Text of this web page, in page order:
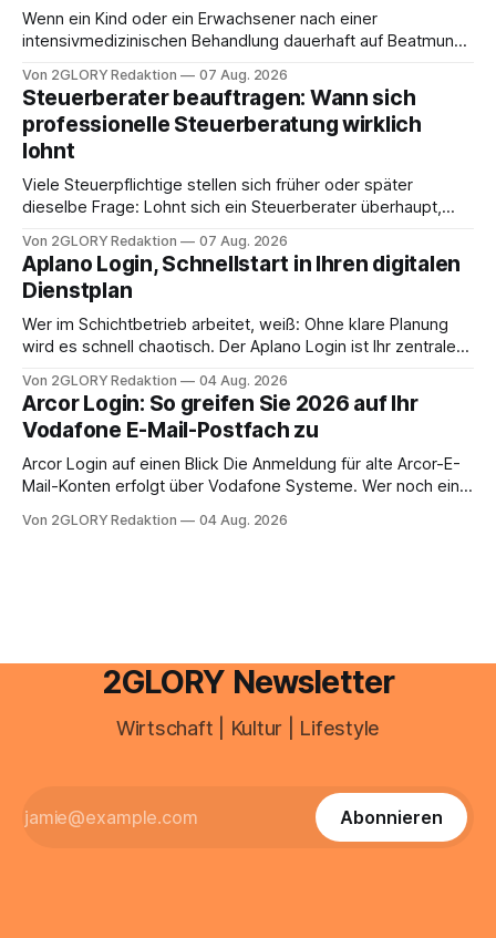
Wenn ein Kind oder ein Erwachsener nach einer
intensivmedizinischen Behandlung dauerhaft auf Beatmung
angewiesen ist, stellt sich für Familien eine schwierige
Frage: Muss die Versorgung dauerhaft in der Klinik bleiben –
oder ist ein Leben zu Hause möglich? Die außerklinische
Intensivpflege bietet genau diese Alternative: Sie
Von 2GLORY Redaktion 07 Aug. 2026
Steuerberater beauftragen: Wann sich
professionelle Steuerberatung wirklich
lohnt
Viele Steuerpflichtige stellen sich früher oder später
dieselbe Frage: Lohnt sich ein Steuerberater überhaupt,
erledigen? Die kurze Antwort: Bei einfachen
Einkommensverhältnissen reicht häufig eine Steuersoftware
aus – sobald jedoch mehrere Einkunftsarten
zusammentreffen oder größere finanzielle Veränderungen
anstehen, zahlt sich professionelle Unterstützung meist
Von 2GLORY Redaktion 07 Aug. 2026
Aplano Login, Schnellstart in Ihren digitalen
Dienstplan
Wer im Schichtbetrieb arbeitet, weiß: Ohne klare Planung
wird es schnell chaotisch. Der Aplano Login ist Ihr zentraler
abwesenheiten und die gesamte kommunikation rund um
Ihr personal digital zu organisieren. In diesem Leitfaden
erfahren Sie alles, was Sie für einen reibungslosen Einstieg
brauchen, von der Registrierung
Von 2GLORY Redaktion 04 Aug. 2026
Arcor Login: So greifen Sie 2026 auf Ihr
Vodafone E-Mail-Postfach zu
Arcor Login auf einen Blick Die Anmeldung für alte Arcor-E-
Mail-Konten erfolgt über Vodafone Systeme. Wer noch eine
besitzt, loggt sich heute über das Vodafone E-Mail & Cloud
Von 2GLORY Redaktion 04 Aug. 2026
2GLORY Newsletter
Wirtschaft | Kultur | Lifestyle
Abonnieren